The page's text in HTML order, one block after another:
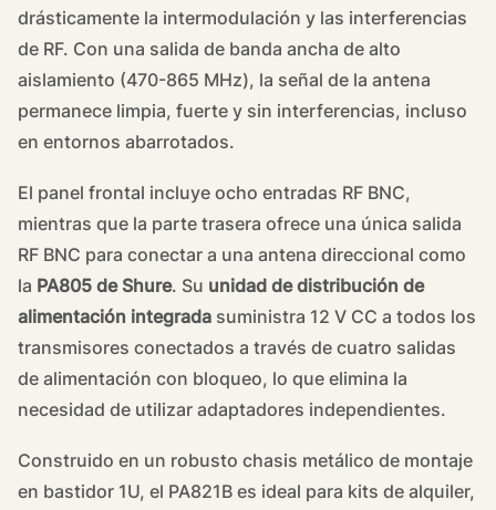
drásticamente la intermodulación y las interferencias
de RF. Con una salida de banda ancha de alto
aislamiento (470-865 MHz), la señal de la antena
permanece limpia, fuerte y sin interferencias, incluso
en entornos abarrotados.
El panel frontal incluye ocho entradas RF BNC,
mientras que la parte trasera ofrece una única salida
RF BNC para conectar a una antena direccional como
la PA805 de Shure. Su unidad de distribución de
alimentación integrada suministra 12 V CC a todos los
transmisores conectados a través de cuatro salidas
de alimentación con bloqueo, lo que elimina la
necesidad de utilizar adaptadores independientes.
Construido en un robusto chasis metálico de montaje
en bastidor 1U, el PA821B es ideal para kits de alquiler,